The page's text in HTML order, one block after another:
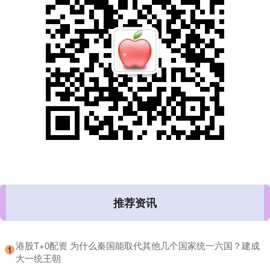
推荐资讯
1 ​港股T+0配资 为什么秦国能取代其他几个国家统一六国？建成
大一统王朝